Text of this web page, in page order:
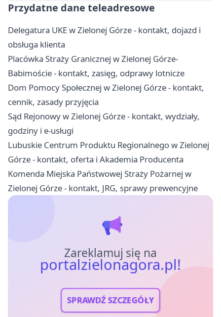
Przydatne dane teleadresowe
Delegatura UKE w Zielonej Górze - kontakt, dojazd i
obsługa klienta
Placówka Straży Granicznej w Zielonej Górze-
Babimoście - kontakt, zasięg, odprawy lotnicze
Dom Pomocy Społecznej w Zielonej Górze - kontakt,
cennik, zasady przyjęcia
Sąd Rejonowy w Zielonej Górze - kontakt, wydziały,
godziny i e-usługi
Lubuskie Centrum Produktu Regionalnego w Zielonej
Górze - kontakt, oferta i Akademia Producenta
Komenda Miejska Państwowej Straży Pożarnej w
Zielonej Górze - kontakt, JRG, sprawy prewencyjne
Zareklamuj się na
portalzielonagora.pl!
SPRAWDŹ SZCZEGÓŁY